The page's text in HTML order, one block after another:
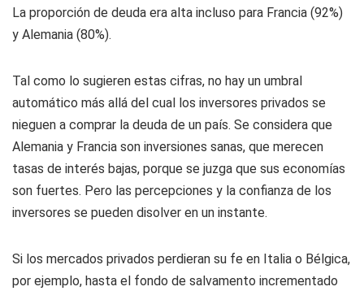
La proporción de deuda era alta incluso para Francia (92%)
y Alemania (80%).
Tal como lo sugieren estas cifras, no hay un umbral
automático más allá del cual los inversores privados se
nieguen a comprar la deuda de un país. Se considera que
Alemania y Francia son inversiones sanas, que merecen
tasas de interés bajas, porque se juzga que sus economías
son fuertes. Pero las percepciones y la confianza de los
inversores se pueden disolver en un instante.
Si los mercados privados perdieran su fe en Italia o Bélgica,
por ejemplo, hasta el fondo de salvamento incrementado